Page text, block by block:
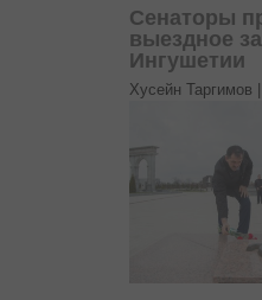
Сенаторы
выездное
Ингушетии
Хусейн Таргимов |